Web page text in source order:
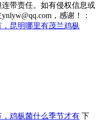
带责任。如有侵权信息或
，感谢！：
昆明哪里有茂兰鸡枞
鸡枞菌什么季节才有 下